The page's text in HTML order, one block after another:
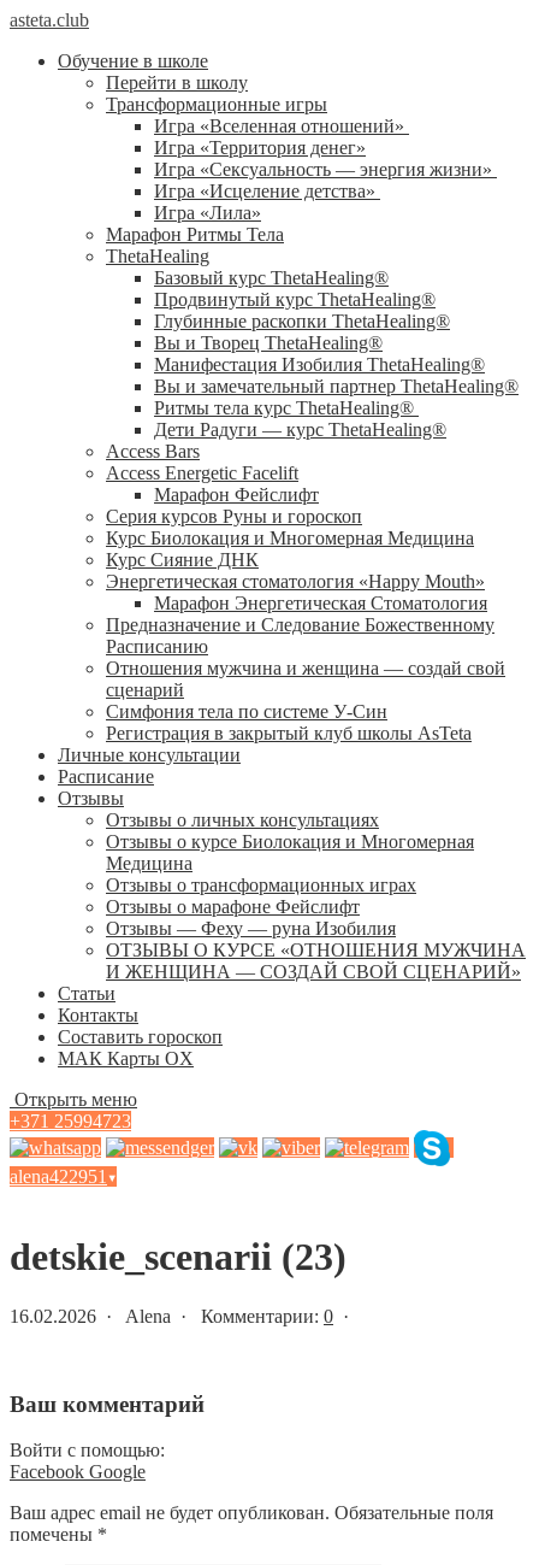
asteta.club
Обучение в школе
Перейти в школу
Трансформационные игры
Игра «Вселенная отношений»
Игра «Территория денег»
Игра «Сексуальность — энергия жизни»
Игра «Исцеление детства»
Игра «Лила»
Марафон Ритмы Тела
ThetaHealing
Базовый курс ThetaHealing®
Продвинутый курс ThetaHealing®
Глубинные раскопки ThetaHealing®
Вы и Творец ThetaHealing®
Манифестация Изобилия ThetaHealing®
Вы и замечательный партнер ThetaHealing®
Ритмы тела курс ThetaHealing®
Дети Радуги — курс ThetaHealing®
Access Bars
Access Energetic Facelift
Марафон Фейслифт
Серия курсов Руны и гороскоп
Курс Биолокация и Многомерная Медицина
Курс Сияние ДНК
Энергетическая стоматология «Happy Mouth»
Марафон Энергетическая Cтоматология
Предназначение и Следование Божественному
Расписанию
Отношения мужчина и женщина — создай свой
сценарий
Симфония тела по системе У-Син
Регистрация в закрытый клуб школы AsTeta
Личные консультации
Расписание
Отзывы
Отзывы о личных консультациях
Отзывы о курсе Биолокация и Многомерная
Медицина
Отзывы о трансформационных играх
Отзывы о марафоне Фейслифт
Отзывы — Феху — руна Изобилия
ОТЗЫВЫ О КУРСЕ «ОТНОШЕНИЯ МУЖЧИНА
И ЖЕНЩИНА — СОЗДАЙ СВОЙ СЦЕНАРИЙ»
Статьи
Контакты
Составить гороскоп
МАК Карты OХ
Открыть меню
+371 25994723
alena422951 ▾
detskie_scenarii (23)
16.02.2026 · Alena · Комментарии: 0 ·
Ваш комментарий
Войти с помощью:
Facebook Google
Ваш адрес email не будет опубликован. Обязательные поля
помечены *